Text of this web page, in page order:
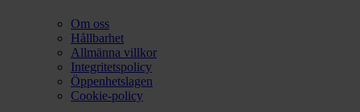
Om oss
Hållbarhet
Allmänna villkor
Integritetspolicy
Öppenhetslagen
Cookie-policy